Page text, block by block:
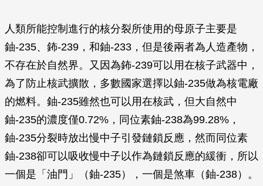
人類所能控制進行的核分裂所使用的母原子主要是
鈾-235、鈽-239，和鈾-233，但是後兩者為人造產物，
不存在於自然界。又因為鈽-239可以用在核子武器中，
為了防止核武擴散，多數國家選擇以鈾-235做為核電廠
的燃料。鈾-235雖然也可以用在核武，但大自然中
鈾-235的濃度僅0.72%，同位素鈾-238為99.28%，
鈾-235分裂時放出慢中子引發鏈鎖反應，然而同位素
鈾-238卻可以吸收慢中子以作為鏈鎖反應的緩衝，所以
一個是「油門」（鈾-235），一個是煞車（鈾-238）。